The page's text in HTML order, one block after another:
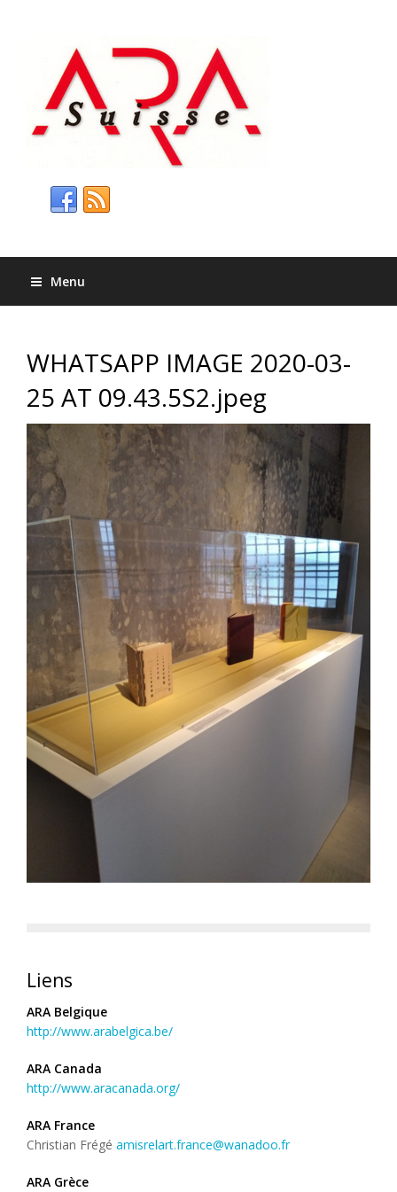
Menu
WHATSAPP IMAGE 2020-03-
25 AT 09.43.5S2.jpeg
Liens
ARA Belgique
http://www.arabelgica.be/
ARA Canada
http://www.aracanada.org/
ARA France
Christian Frégé amisrelart.france@wanadoo.fr
ARA Grèce